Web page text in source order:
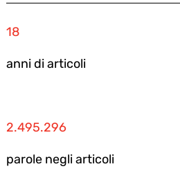
18
anni di articoli
2.495.296
parole negli articoli